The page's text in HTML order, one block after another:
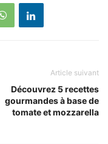
Article suivant
Découvrez 5 recettes
gourmandes à base de
tomate et mozzarella